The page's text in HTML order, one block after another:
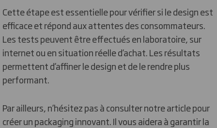
Cette étape est essentielle pour vérifier si le design est
efficace et répond aux attentes des consommateurs.
Les tests peuvent être effectués en laboratoire, sur
internet ou en situation réelle d’achat. Les résultats
permettent d’affiner le design et de le rendre plus
performant.
Par ailleurs, n’hésitez pas à consulter notre article pour
créer un packaging innovant. Il vous aidera à garantir la